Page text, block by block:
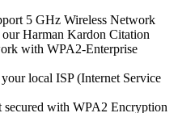
5 GHz Wireless Network
Harman Kardon Citation
with WPA2-Enterprise
local ISP (Internet Service
with WPA2 Encryption